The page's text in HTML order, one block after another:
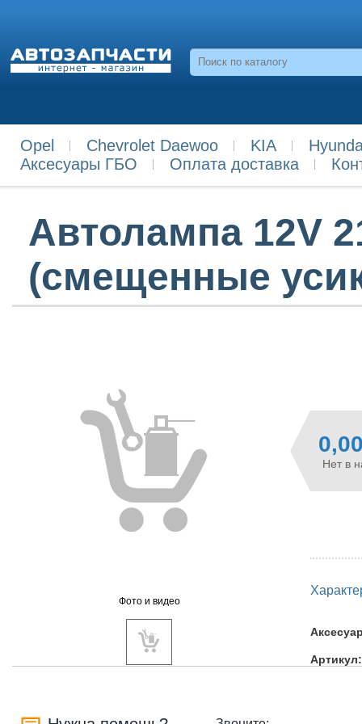
Opel Chevrolet Daewoo KIA
Аксесуары ГБО
Оплата доставка
Автолампа 12V
(смещенные
Фото и видео
Нет в
Артикул: